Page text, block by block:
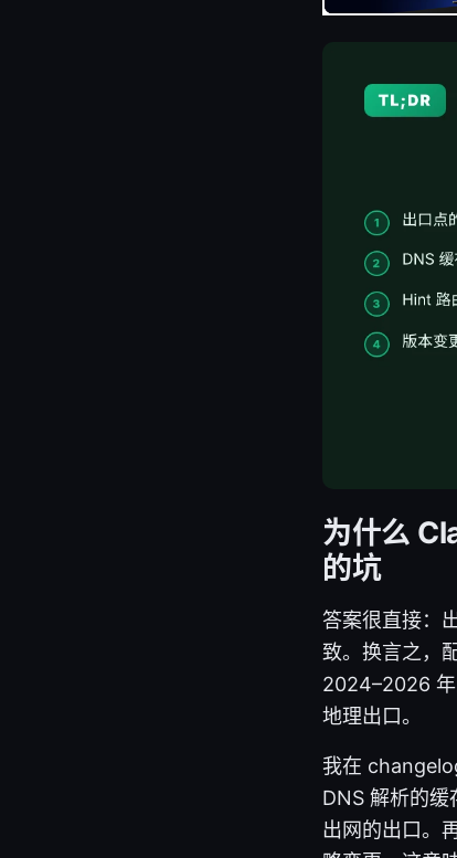
为什么
的坑
答案很直接：
致。换言之，
2024–2026 年
地理出口。
我在
DNS 解析的
出网的出口。